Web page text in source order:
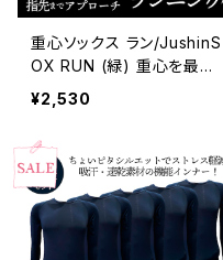
重心ソックス ラン/JushinS
OX RUN (緑) 重心を最適
な位置へ、アーチを作り出
して、姿勢の改善をサポー
プローチし、足裏のグリップ
でシューズとのズレを軽減。
¥2,530